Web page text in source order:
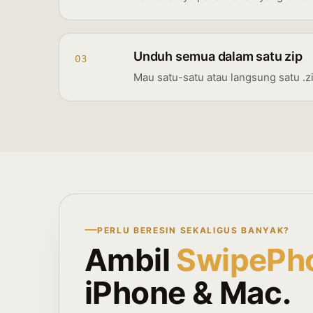
03 Unduh semua dalam satu zip
Mau satu-satu atau langsung satu
PERLU BERESIN SEKALIGUS BANYAK?
Ambil
iPhone & Mac.